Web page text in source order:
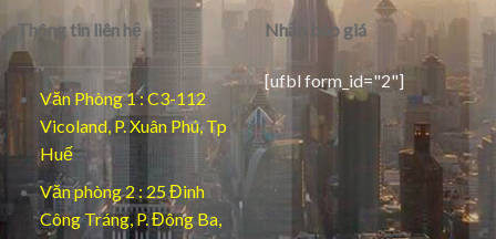
Thông tin liên hệ
Văn Phòng 1 : C3-112
Vicoland, P. Xuân Phú, Tp
Huế
Văn phòng 2 : 25 Đinh
Công Tráng, P. Đông Ba,
Nhận báo giá
[ufbl form_id="2"]